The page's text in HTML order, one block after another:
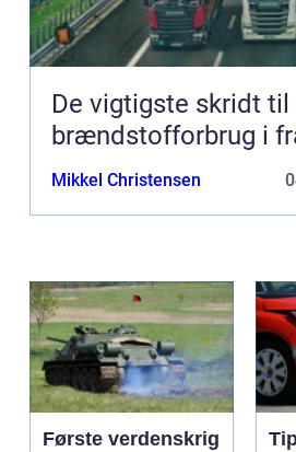
De vigtigste skridt
brændstofforbrug i
Mikkel Christensen
Første verdenskrig